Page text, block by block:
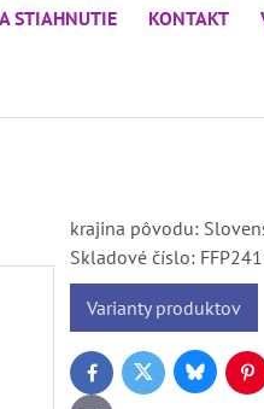
STIAHNUTIE KONTAKT
krajina pôvodu:
Skladové číslo:
Varianty produktov
FacebookTwitter Bluesky